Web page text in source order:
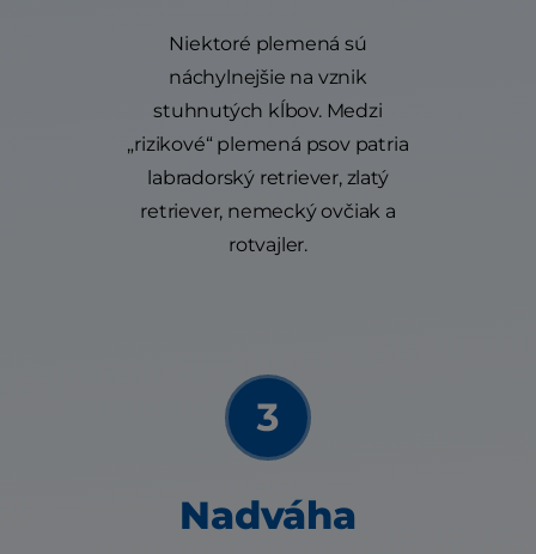
Niektoré plemená sú
náchylnejšie na vznik
stuhnutých kĺbov. Medzi
„rizikové“ plemená psov patria
labradorský retriever, zlatý
retriever, nemecký ovčiak a
rotvajler.
Nadváha